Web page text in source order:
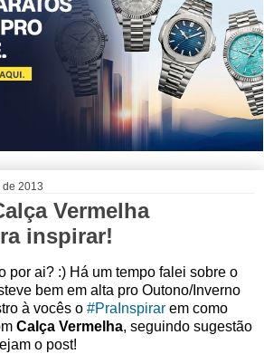
2013
Vermelha
inspirar!
por ai? :) Há um tempo falei sobre o
bem em alta pro Outono/Inverno
à vocês o #PraInspirar em como
Calça Vermelha, seguindo sugestão
o post!